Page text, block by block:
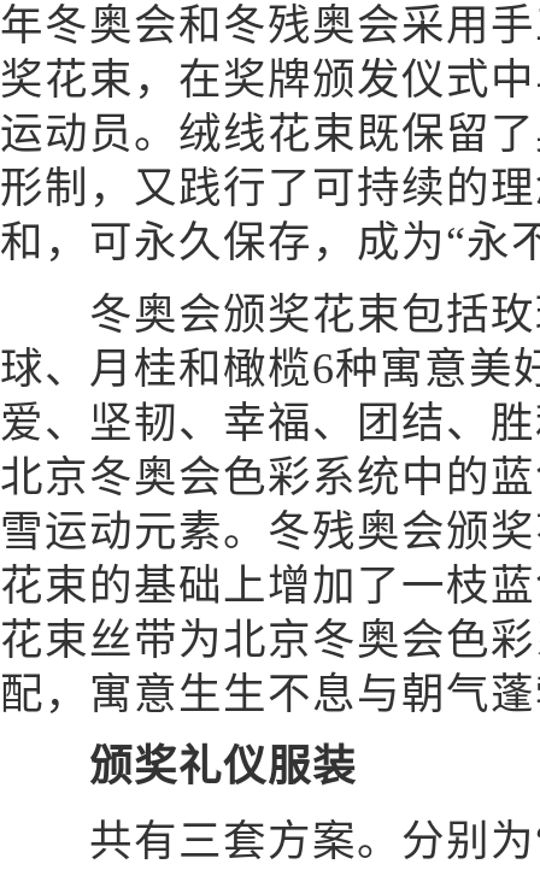
年冬奥会和冬残奥会采用
奖花束，在奖牌颁发仪式
运动员。绒线花束既保留
形制，又践行了可持续的
和，可永久保存，成为“永
冬奥会颁奖花束包括玫
球、月桂和橄榄6种寓意美
爱、坚韧、幸福、团结、
北京冬奥会色彩系统中的
雪运动元素。冬残奥会颁
花束的基础上增加了一枝
花束丝带为北京冬奥会色
配，寓意生生不息与朝气
颁奖礼仪服装
共有三套方案。分别为